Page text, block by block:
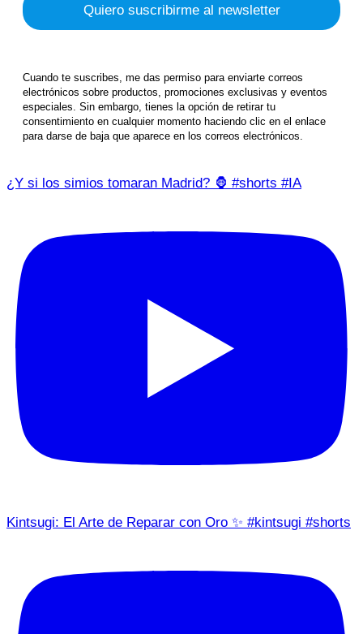
Cuando te suscribes, me das permiso para enviarte correos
electrónicos sobre productos, promociones exclusivas y eventos
especiales. Sin embargo, tienes la opción de retirar tu
consentimiento en cualquier momento haciendo clic en el enlace
para darse de baja que aparece en los correos electrónicos.
¿Y si los simios tomaran Madrid? 🦍 #shorts #IA
Kintsugi: El Arte de Reparar con Oro ✨ #kintsugi #shorts